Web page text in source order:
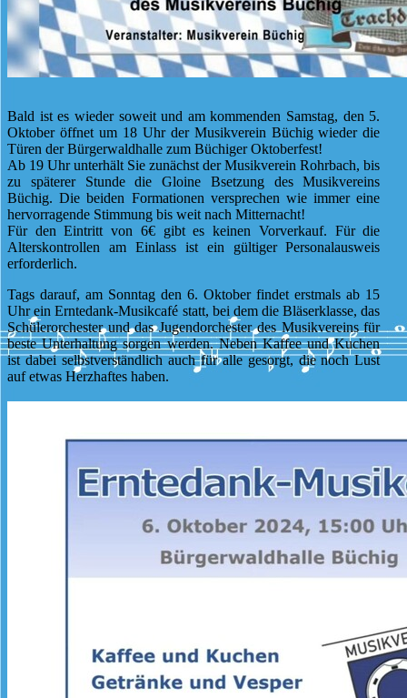
Bald ist es wieder soweit und am kommenden Samstag, den 5.
Oktober öffnet um 18 Uhr der Musikverein Büchig wieder die
Türen der Bürgerwaldhalle zum Büchiger Oktoberfest!
Ab 19 Uhr unterhält Sie zunächst der Musikverein Rohrbach, bis
zu späterer Stunde die Gloine Bsetzung des Musikvereins
Büchig. Die beiden Formationen versprechen wie immer eine
hervorragende Stimmung bis weit nach Mitternacht!
Für den Eintritt von 6€ gibt es keinen Vorverkauf. Für die
Alterskontrollen am Einlass ist ein gültiger Personalausweis
erforderlich.
Tags darauf, am Sonntag den 6. Oktober findet erstmals ab 15
Uhr ein Erntedank-Musikcafé statt, bei dem die Bläserklasse, das
Schülerorchester und das Jugendorchester des Musikvereins für
beste Unterhaltung sorgen werden. Neben Kaffee und Kuchen
ist dabei selbstverständlich auch für alle gesorgt, die noch Lust
auf etwas Herzhaftes haben.